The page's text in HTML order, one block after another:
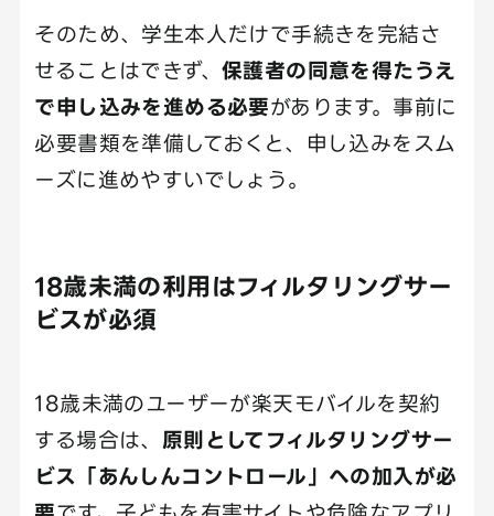
そのため、学生本人だけで手続きを完結さ
せることはできず、 保護者の同意を得たうえ
で申し込みを進める必要があります。事前に
必要書類を準備しておくと、申し込みをスム
ーズに進めやすいでしょう。
18歳未満の利用はフィルタリングサー
ビスが必須
18歳未満のユーザーが楽天モバイルを契約
する場合は、 原則としてフィルタリングサー
ビス「あんしんコントロール」への加入が必